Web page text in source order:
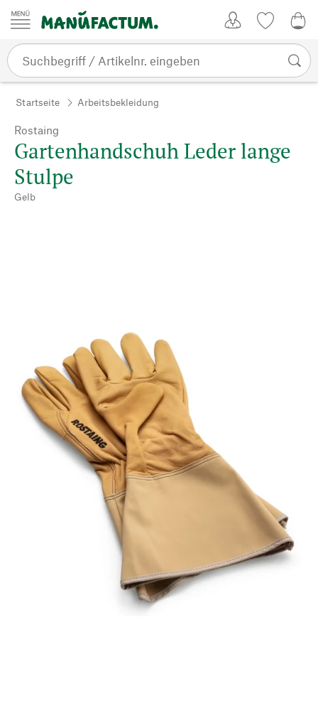
Zum Inhalt springen
Startseite Arbeitsbekleidung
Rostaing
Gartenhandschuh Leder lange
Stulpe
Gelb